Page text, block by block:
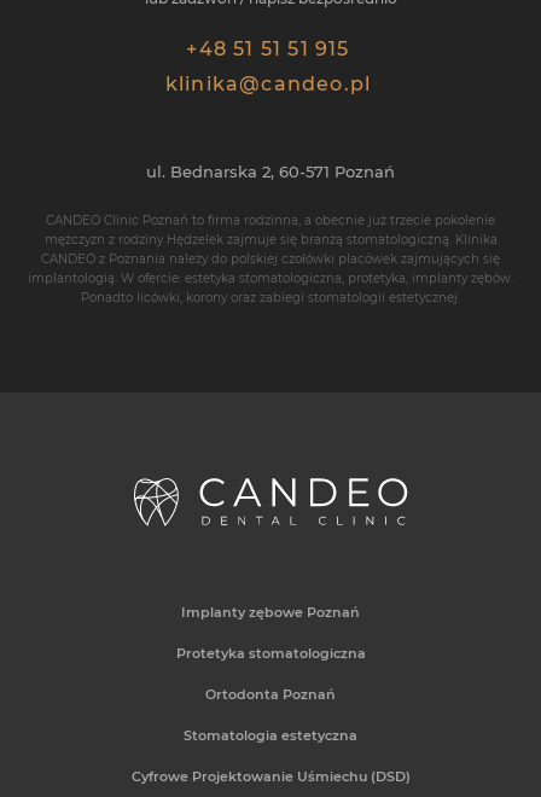
+48 51 51 51 915
klinika@candeo.pl
ul. Bednarska 2, 60-571 Poznań
CANDEO Clinic Poznań to firma rodzinna, a obecnie już trzecie pokolenie
mężczyzn z rodziny Hędzelek zajmuje się branżą stomatologiczną. Klinika
CANDEO z Poznania należy do polskiej czołówki placówek zajmujących się
implantologią . W ofercie: estetyka stomatologiczna, protetyka, implanty zębów
Ponadto licówki, korony oraz zabiegi stomatologii estetycznej.
Implanty zębowe Poznań
Protetyka stomatologiczna
Ortodonta Poznań
Stomatologia estetyczna
Cyfrowe Projektowanie Uśmiechu (DSD)